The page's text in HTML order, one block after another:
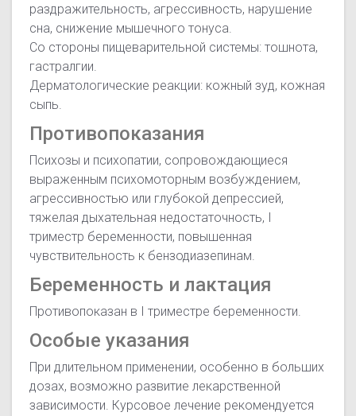
раздражительность, агрессивность, нарушение
сна, снижение мышечного тонуса.
Со стороны пищеварительной системы: тошнота,
гастралгии.
Дерматологические реакции: кожный зуд, кожная
сыпь.
Противопоказания
Психозы и психопатии, сопровождающиеся
выраженным психомоторным возбуждением,
агрессивностью или глубокой депрессией,
тяжелая дыхательная недостаточность, I
триместр беременности, повышенная
чувствительность к бензодиазепинам.
Беременность и лактация
Противопоказан в I триместре беременности.
Особые указания
При длительном применении, особенно в больших
дозах, возможно развитие лекарственной
зависимости. Курсовое лечение рекомендуется